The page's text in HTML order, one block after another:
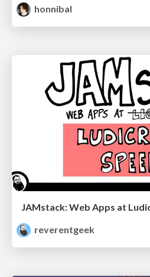
honnibal
reverentgeek